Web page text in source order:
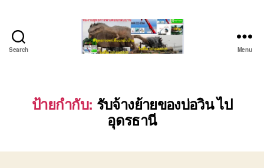
Search
เครื่องจักร
ระยอง
ชลบุรี
เซียน
Menu
ป้ายกำกับ: รับจ้างย้ายของบ่อวิน ไป
อุดรธานี